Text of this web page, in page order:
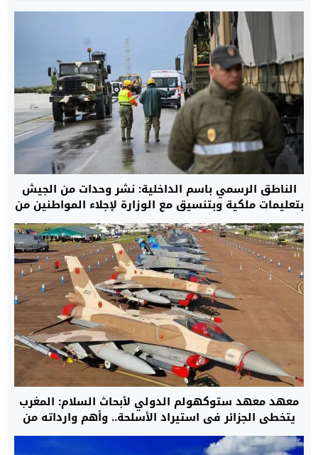
الناطق الرسمي باسم الداخلية: نشر وحدات من الجيش
بتعليمات ملكية وبتنسيق مع الوزارة لإجلاء المواطنين من
مناطق الفيضانات.. والعملية شملت أكثر من 108 آلاف
شخص
معهد معهد ستوكهولم الدولي لأبحاث السلام: المغرب
يتخطى الجزائر في استيراد الأسلحة.. وأهم وارداته من
الولايات المتحدة الأمريكية وإسرائيل وفرنسا